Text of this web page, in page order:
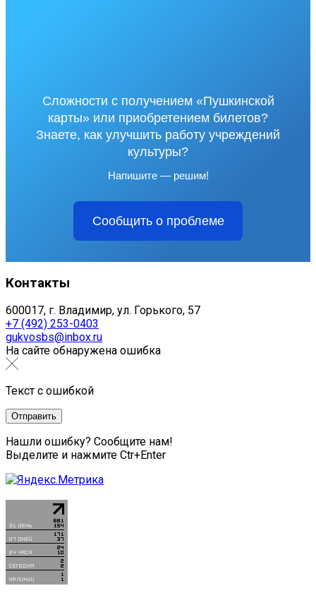
Сложности с получением «Пушкинской
карты» или приобретением билетов?
Знаете, как улучшить работу учреждений
культуры?
Напишите — решим!
Сообщить о проблеме
Контакты
600017, г. Владимир, ул. Горького, 57
+7 (492) 253-0403
gukvosbs@inbox.ru
На сайте обнаружена ошибка
Текст с ошибкой
Нашли ошибку? Сообщите нам!
Выделите и нажмите Ctr+Enter